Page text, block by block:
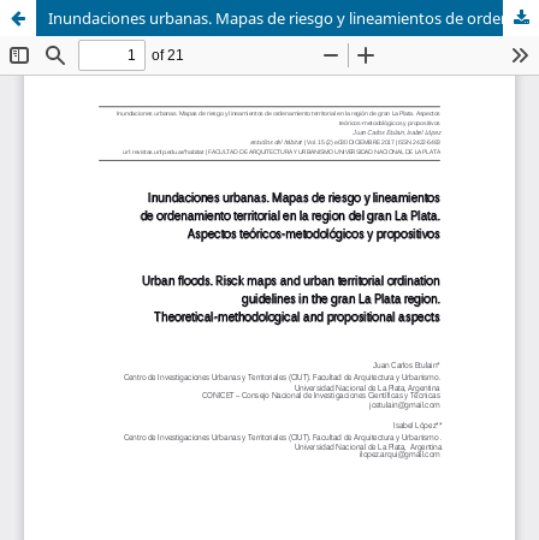
Inundaciones urbanas. Mapas de riesgo y lineamientos de ordenamiento territorial en la región del gran La Plata